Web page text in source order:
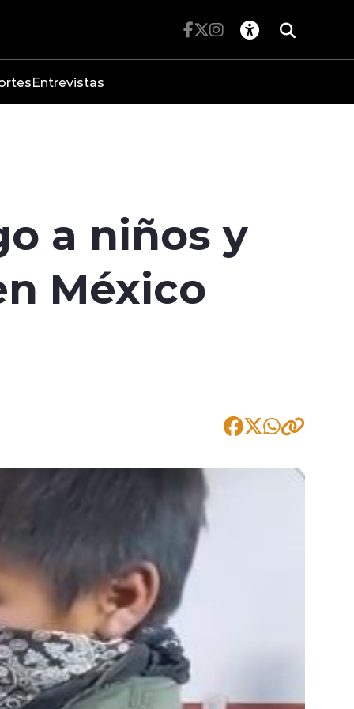
Entrevistas
a niños y
México